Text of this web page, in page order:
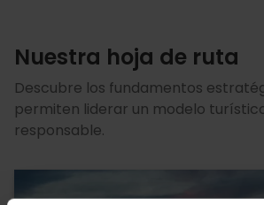
Nuestra hoja de ruta
Descubre los fundamentos
permiten liderar un modelo
responsable.